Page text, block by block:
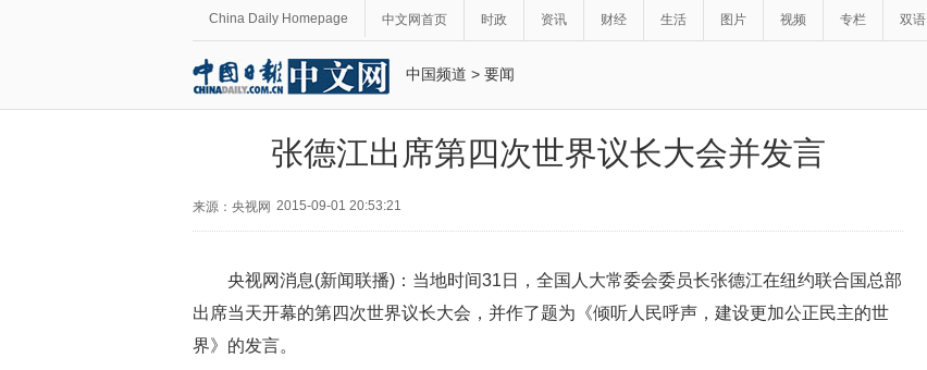
China Daily Homepage 中文网首页 时政 资讯 财经 生活 图片 视频 专栏 双语
中国频道 > 要闻
张德江出席第四次世界议长大会并发言
来源：央视网 2015-09-01 20:53:21
央视网消息(新闻联播) ：当地时间31 日，全国人大常委会委员长张德江在纽约联合国总部
出席当天开幕的第四次世界议长大会，并作了题为《倾听人民呼声，建设更加公正民主的世
界》的发言。